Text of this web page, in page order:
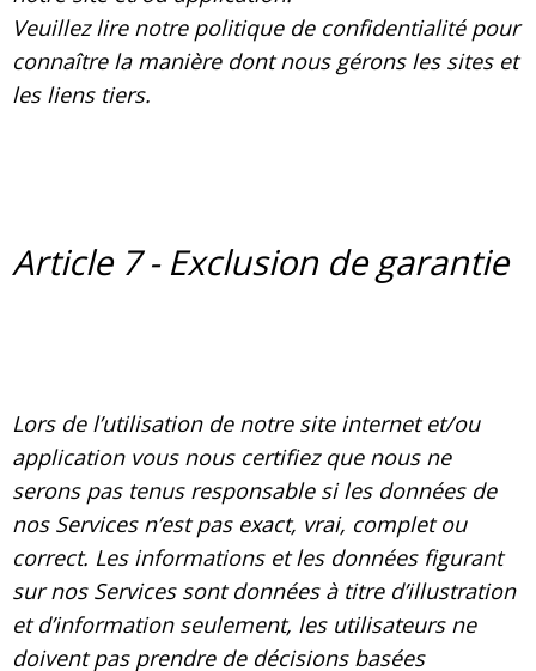
Veuillez lire notre politique de confidentialité pour
connaître la manière dont nous gérons les sites et
les liens tiers.
Article 7 - Exclusion de garantie
Lors de l’utilisation de notre site internet et/ou
application vous nous certifiez que nous ne
serons pas tenus responsable si les données de
nos Services n’est pas exact, vrai, complet ou
correct. Les informations et les données figurant
sur nos Services sont données à titre d’illustration
et d’information seulement, les utilisateurs ne
doivent pas prendre de décisions basées